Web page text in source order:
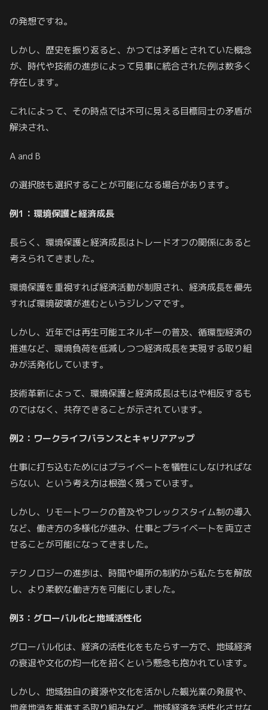
の発想ですね。
しかし、歴史を振り返ると、かつては矛盾とされていた概念
が、時代や技術の進歩によって見事に統合された例は数多く
存在します。
これによって、その時点では不可に見える目標同士の矛盾が
解決され、
A and B
の選択肢も選択することが可能になる場合があります。
例1：環境保護と経済成長
長らく、環境保護と経済成長はトレードオフの関係にあると
考えられてきました。
環境保護を重視すれば経済活動が制限され、経済成長を優先
すれば環境破壊が進むというジレンマです。
しかし、近年では再生可能エネルギーの普及、循環型経済の
推進など、環境負荷を低減しつつ経済成長を実現する取り組
みが活発化しています。
技術革新によって、環境保護と経済成長はもはや相反するも
のではなく、共存できることが示されています。
例2：ワークライフバランスとキャリアアップ
仕事に打ち込むためにはプライベートを犠牲にしなければな
らない、という考え方は根強く残っています。
しかし、リモートワークの普及やフレックスタイム制の導入
など、働き方の多様化が進み、仕事とプライベートを両立さ
せることが可能になってきました。
テクノロジーの進歩は、時間や場所の制約から私たちを解放
し、より柔軟な働き方を可能にしました。
例3：グローバル化と地域活性化
グローバル化は、経済の活性化をもたらす一方で、地域経済
の衰退や文化の均一化を招くという懸念も抱かれています。
しかし、地域独自の資源や文化を活かした観光業の発展や、